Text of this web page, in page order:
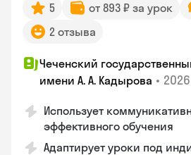
5 от 893 ₽ за урок
2 отзыва
Чеченский
имени А. А. Кадырова •
Использует
эффективного обучения
Адаптирует уроки под